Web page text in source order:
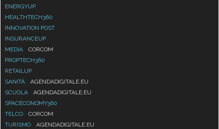
ENERGYUP
HEALTHTECH360
INNOVATION POST
INSURANCEUP
MEDIA
CORCOM
PROPTECH360
RETAILUP
SANITÀ
AGENDADIGITALE.EU
SCUOLA
AGENDADIGITALE.EU
SPACECONOMY360
TELCO
CORCOM
TURISMO
AGENDADIGITALE.EU